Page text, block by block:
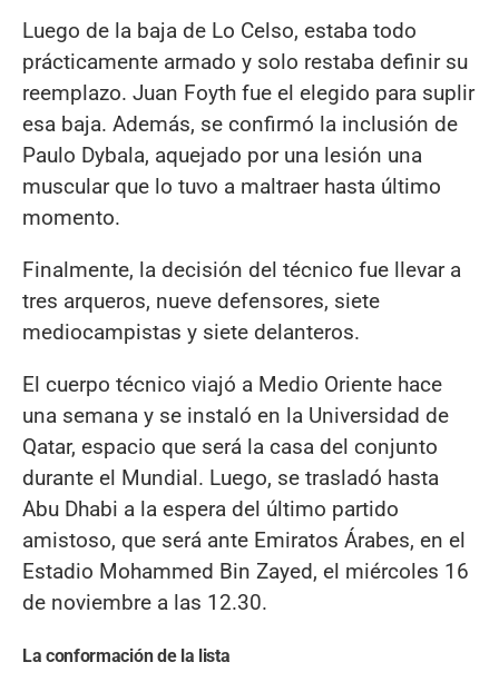
Luego de la baja de Lo Celso, estaba todo
prácticamente armado y solo restaba definir su
reemplazo. Juan Foyth fue el elegido para suplir
esa baja. Además, se confirmó la inclusión de
Paulo Dybala, aquejado por una lesión una
muscular que lo tuvo a maltraer hasta último
momento.
Finalmente, la decisión del técnico fue llevar a
tres arqueros, nueve defensores, siete
mediocampistas y siete delanteros.
El cuerpo técnico viajó a Medio Oriente hace
una semana y se instaló en la Universidad de
Qatar, espacio que será la casa del conjunto
durante el Mundial. Luego, se trasladó hasta
Abu Dhabi a la espera del último partido
amistoso, que será ante Emiratos Árabes, en el
Estadio Mohammed Bin Zayed, el miércoles 16
de noviembre a las 12.30.
La conformación de la lista